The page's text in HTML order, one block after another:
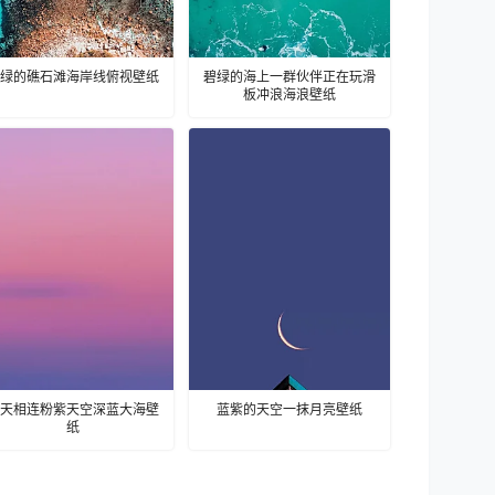
的礁石滩海岸线俯视壁纸
碧绿的海上一群伙伴正在玩滑
板冲浪海浪壁纸
相连粉紫天空深蓝大海壁
纸
蓝紫的天空一抹月亮壁纸